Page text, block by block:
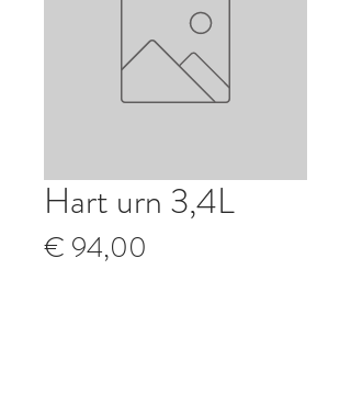
Hart urn 3,4L
€ 94,00